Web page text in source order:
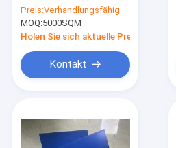
und 23-26°C Spülzeit
für Computer bis
Platte
Offsetdruckmaschine
Preis:Verhandlungsfähig
MOQ:5000SQM
Holen Sie sich aktuelle Preis
Kontakt